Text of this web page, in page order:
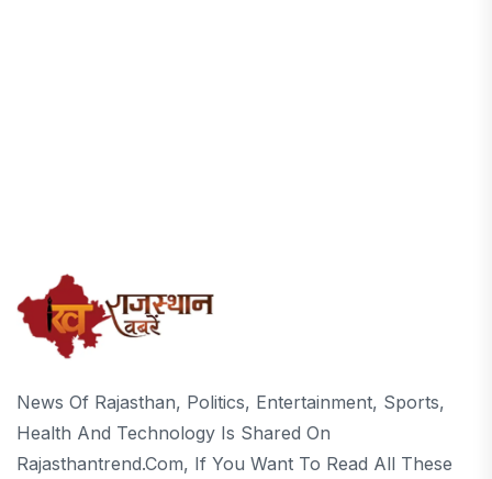
News Of Rajasthan, Politics, Entertainment, Sports,
Health And Technology Is Shared On
Rajasthantrend.com, If You Want To Read All These